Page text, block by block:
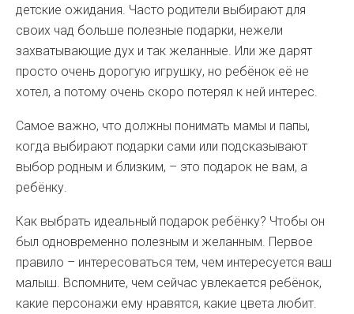
детские ожидания. Часто родители выбирают для
своих чад больше полезные подарки, нежели
захватывающие дух и так желанные. Или же дарят
просто очень дорогую игрушку, но ребёнок её не
хотел, а потому очень скоро потерял к ней интерес.
Самое важно, что должны понимать мамы и папы,
когда выбирают подарки сами или подсказывают
выбор родным и близким, – это подарок не вам, а
ребёнку.
Как выбрать идеальный подарок ребёнку? Чтобы он
был одновременно полезным и желанным. Первое
правило – интересоваться тем, чем интересуется ваш
малыш. Вспомните, чем сейчас увлекается ребёнок,
какие персонажи ему нравятся, какие цвета любит.